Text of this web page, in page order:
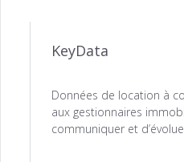
KeyData
Données de location à
aux gestionnaires
communiquer et
Accès Propriétaires →